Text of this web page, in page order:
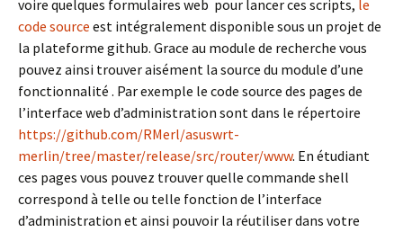
voire quelques formulaires web pour lancer ces scripts, le
code source est intégralement disponible sous un projet de
la plateforme github. Grace au module de recherche vous
pouvez ainsi trouver aisément la source du module d’une
fonctionnalité . Par exemple le code source des pages de
l’interface web d’administration sont dans le répertoire
https://github.com/RMerl/asuswrt-
merlin/tree/master/release/src/router/www. En étudiant
ces pages vous pouvez trouver quelle commande shell
correspond à telle ou telle fonction de l’interface
d’administration et ainsi pouvoir la réutiliser dans votre